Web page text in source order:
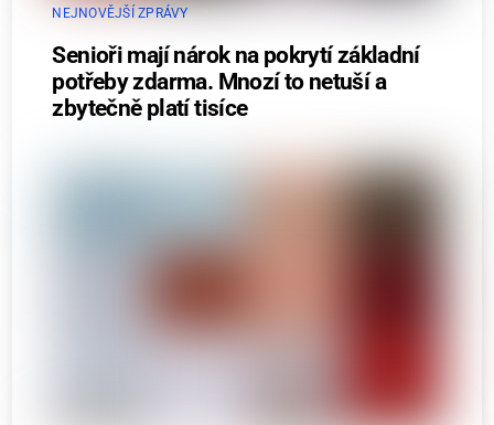
NEJNOVĚJŠÍ ZPRÁVY
Senioři mají nárok na pokrytí základní
potřeby zdarma. Mnozí to netuší a
zbytečně platí tisíce